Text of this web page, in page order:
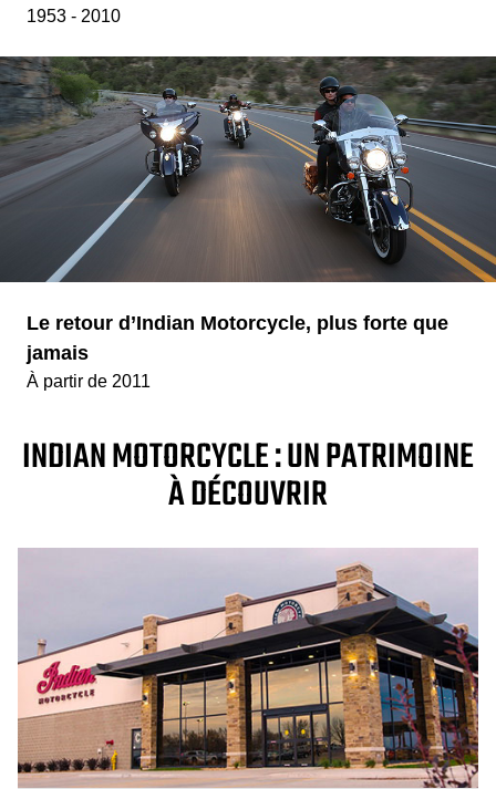
1953 - 2010
Le retour d’Indian Motorcycle, plus forte que
jamais
À partir de 2011
INDIAN MOTORCYCLE : UN PATRIMOINE
À DÉCOUVRIR